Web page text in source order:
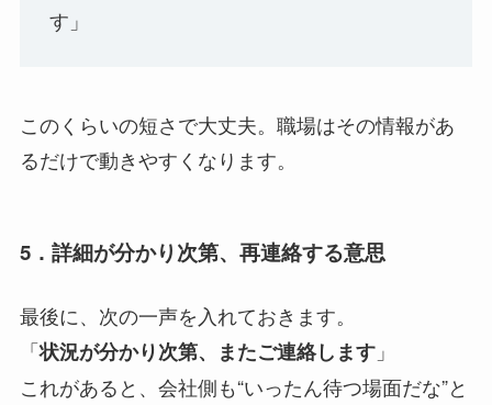
す」
このくらいの短さで大丈夫。職場はその情報があ
るだけで動きやすくなります。
5．詳細が分かり次第、再連絡する意思
最後に、次の一声を入れておきます。
「状況が分かり次第、またご連絡します」
これがあると、会社側も“いったん待つ場面だな”と